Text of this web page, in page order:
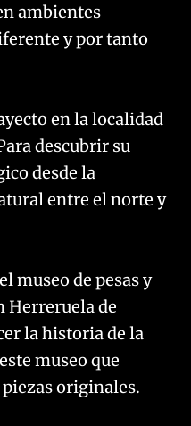
ambientes
y por tanto
en la localidad
descubrir su
desde la
entre el norte y
museo de pesas y
Herreruela de
la historia de la
museo que
originales.